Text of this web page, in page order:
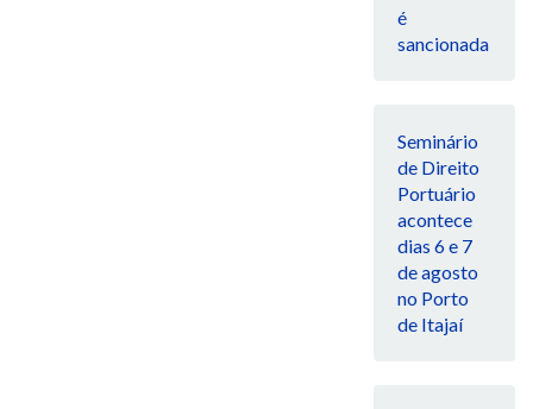
é
sancionada
Seminário
de Direito
Portuário
acontece
dias 6 e 7
de agosto
no Porto
de Itajaí